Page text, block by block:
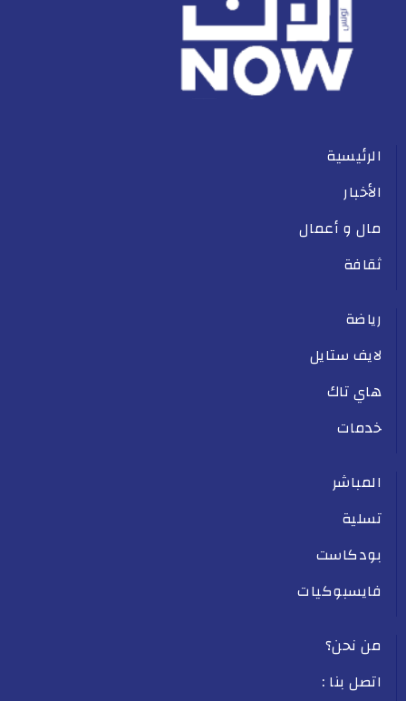
الرئيسية
الأخبار
مال و أعمال
ثقافة
رياضة
لايف ستايل
هاي تاك
خدمات
المباشر
تسلية
بودكاست
فايسبوكيات
من نحن؟
اتصل بنا :